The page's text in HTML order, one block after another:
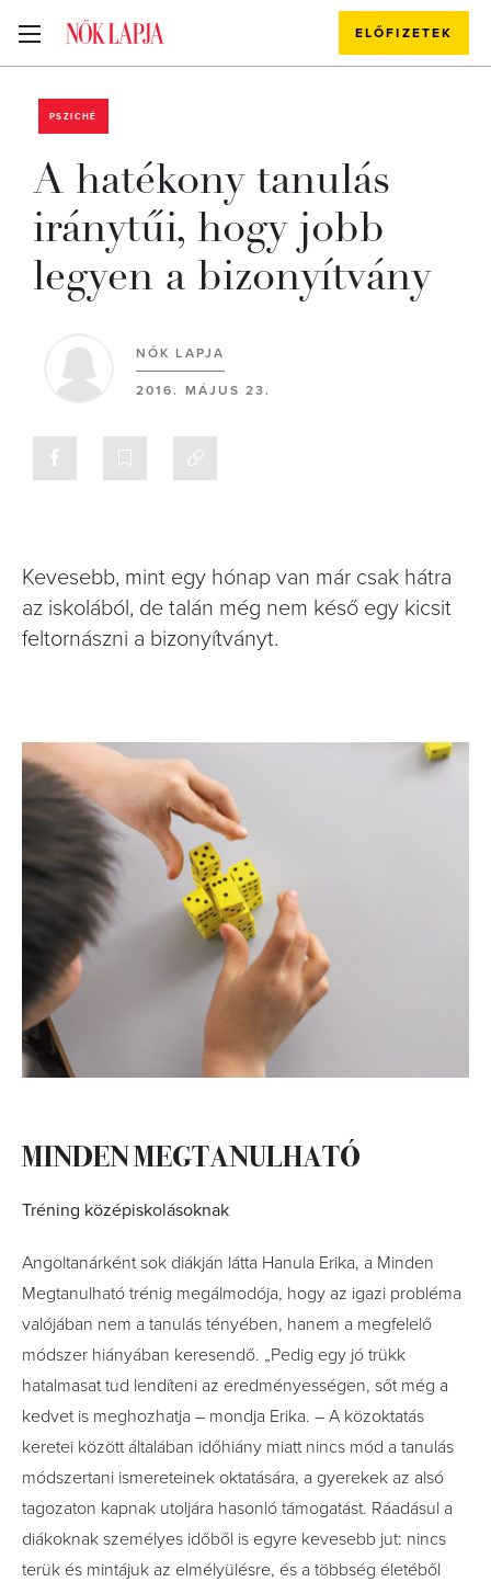
ELŐFIZETEK
PSZICHÉ
A hatékony tanulás
iránytűi, hogy jobb
legyen a bizonyítvány
NŐK LAPJA
2016. MÁJUS 23.
Kevesebb, mint egy hónap van már csak hátra
az iskolából, de talán még nem késő egy kicsit
feltornászni a bizonyítványt.
MINDEN MEGTANULHATÓ
Tréning középiskolásoknak
Angoltanárként sok diákján látta Hanula Erika, a Minden
Megtanulható trénig megálmodója, hogy az igazi probléma
valójában nem a tanulás tényében, hanem a megfelelő
módszer hiányában keresendő. „Pedig egy jó trükk
hatalmasat tud lendíteni az eredményességen, sőt még a
kedvet is meghozhatja – mondja Erika. – A közoktatás
keretei között általában időhiány miatt nincs mód a tanulás
módszertani ismereteinek oktatására, a gyerekek az alsó
tagozaton kapnak utoljára hasonló támogatást. Ráadásul a
diákoknak személyes időből is egyre kevesebb jut: nincs
terük és mintájuk az elmélyülésre, és a többség életéből